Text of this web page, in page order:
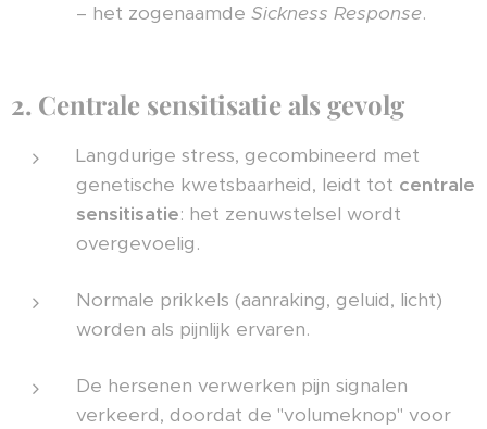
– het zogenaamde Sickness Response.
2. Centrale sensitisatie als gevolg
Langdurige stress, gecombineerd met
genetische kwetsbaarheid, leidt tot centrale
sensitisatie: het zenuwstelsel wordt
overgevoelig.
Normale prikkels (aanraking, geluid, licht)
worden als pijnlijk ervaren.
De hersenen verwerken pijn signalen
verkeerd, doordat de "volumeknop" voor